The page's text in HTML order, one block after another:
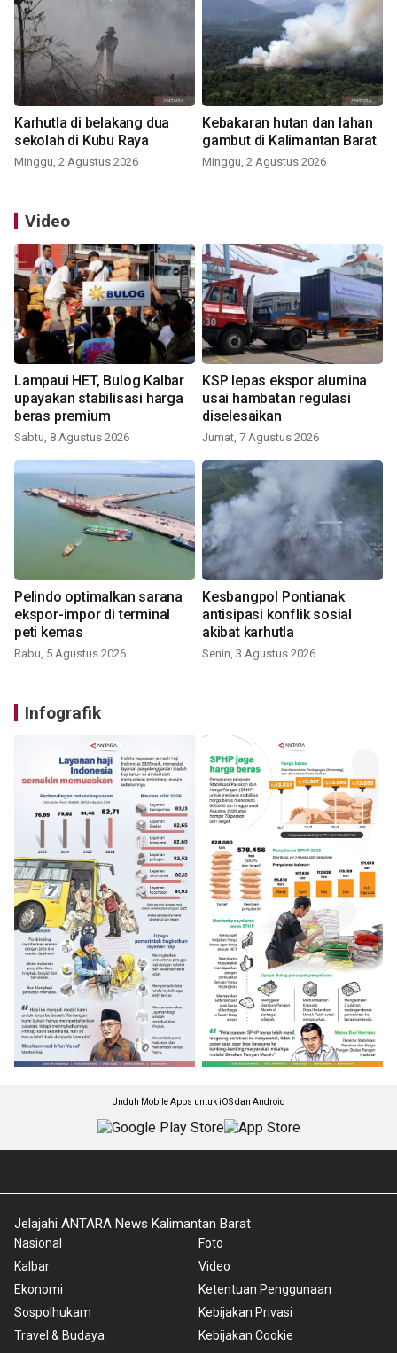
Karhutla di belakang dua
sekolah di Kubu Raya
Minggu, 2 Agustus 2026
Kebakaran hutan dan lahan
gambut di Kalimantan Barat
Minggu, 2 Agustus 2026
Video
Lampaui HET, Bulog Kalbar
upayakan stabilisasi harga
beras premium
Sabtu, 8 Agustus 2026
KSP lepas ekspor alumina
usai hambatan regulasi
diselesaikan
Jumat, 7 Agustus 2026
Pelindo optimalkan sarana
ekspor-impor di terminal
peti kemas
Rabu, 5 Agustus 2026
Kesbangpol Pontianak
antisipasi konflik sosial
akibat karhutla
Senin, 3 Agustus 2026
Infografik
Unduh Mobile Apps untuk iOS dan Android
Jelajahi ANTARA News Kalimantan Barat
Nasional
Kalbar
Ekonomi
Sospolhukam
Travel & Budaya
Foto
Video
Ketentuan Penggunaan
Kebijakan Privasi
Kebijakan Cookie